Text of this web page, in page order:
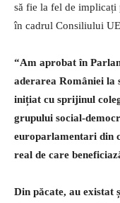
să fie la fel de implicați
în cadrul Consiliului
“Am aprobat în
aderarea României la
inițiat cu sprijinul
grupului social-
europarlamentari din
real de care
Din păcate, au